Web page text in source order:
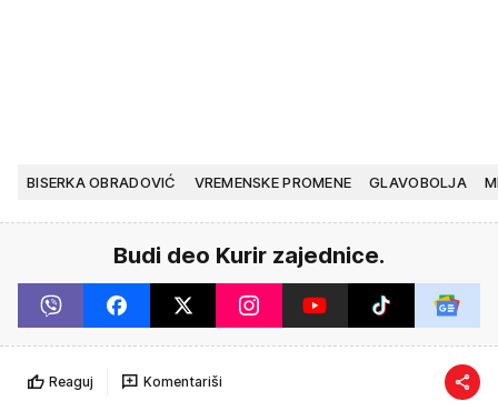
BISERKA OBRADOVIĆ VREMENSKE PROMENE GLAVOBOLJA
Budi deo Kurir zajednice.
Reaguj Komentariši